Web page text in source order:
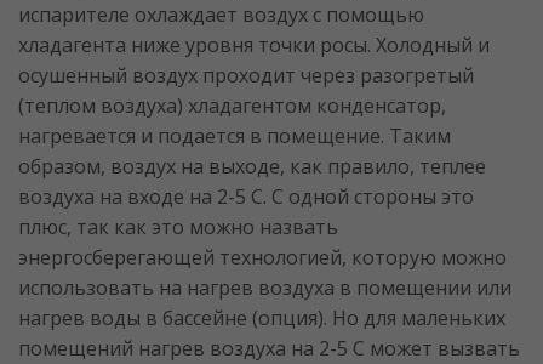
испарителе охлаждает воздух с помощью
хладагента ниже уровня точки росы. Холодный и
осушенный воздух проходит через разогретый
(теплом воздуха) хладагентом конденсатор,
нагревается и подается в помещение. Таким
образом, воздух на выходе, как правило, теплее
воздуха на входе на 2-5 С. С одной стороны это
плюс, так как это можно назвать
энергосберегающей технологией, которую можно
использовать на нагрев воздуха в помещении или
нагрев воды в бассейне (опция). Но для маленьких
помещений нагрев воздуха на 2-5 С может вызвать